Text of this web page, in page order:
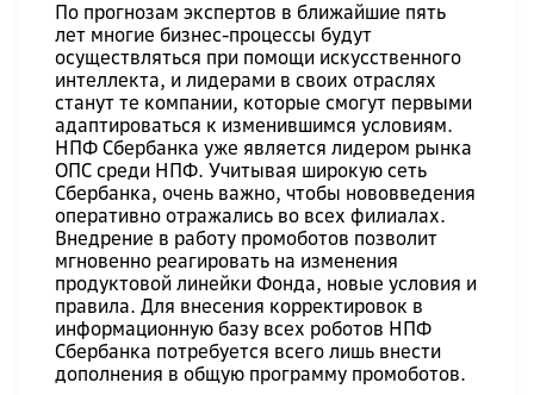
По прогнозам экспертов в ближайшие пять
лет многие бизнес-процессы будут
осуществляться при помощи искусственного
интеллекта, и лидерами в своих отраслях
станут те компании, которые смогут первыми
адаптироваться к изменившимся условиям.
НПФ Сбербанка уже является лидером рынка
ОПС среди НПФ. Учитывая широкую сеть
Сбербанка, очень важно, чтобы нововведения
оперативно отражались во всех филиалах.
Внедрение в работу промоботов позволит
мгновенно реагировать на изменения
продуктовой линейки Фонда, новые условия и
правила. Для внесения корректировок в
информационную базу всех роботов НПФ
Сбербанка потребуется всего лишь внести
дополнения в общую программу промоботов.